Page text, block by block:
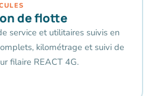
de flotte
service et utilitaires suivis en
kilométrage et suivi de
filaire REACT 4G.